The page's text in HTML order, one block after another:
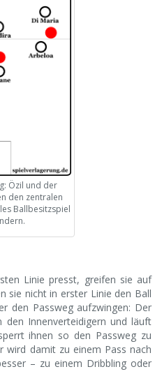
Özil und der
den zentralen
Ballbesitzspiel
Linie presst, greifen sie auf
sie nicht in erster Linie den Ball
den Passweg aufzwingen: Der
den Innenverteidigern und läuft
ihnen so den Passweg zu
wird damit zu einem Pass nach
– zu einem Dribbling oder